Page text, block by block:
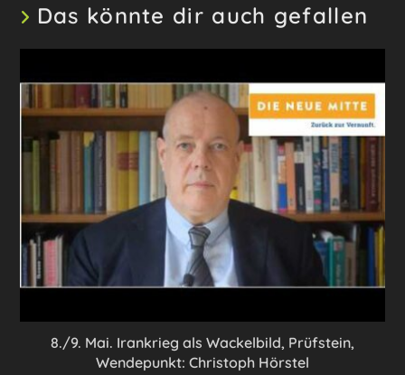
Das könnte dir auch gefallen
8./9. Mai. Irankrieg als Wackelbild, Prüfstein,
Wendepunkt: Christoph Hörstel